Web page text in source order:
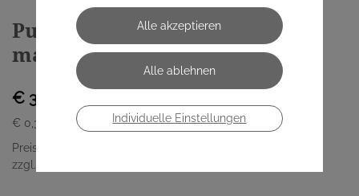
Pure Encapsulations Calcium-
magnesium 90 Kapseln
€ 34,90
€ 0,39
/ Stück
Preis inkl. MwSt.
zzgl. Versandkosten
Individuelle Einstellungen